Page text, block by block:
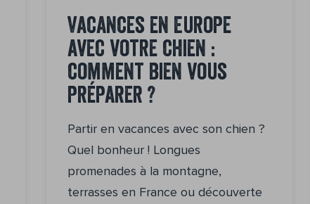
Vacances en Europe
avec votre chien :
comment bien vous
préparer ?
Partir en vacances avec son chien ?
Quel bonheur ! Longues
promenades à la montagne,
terrasses en France ou découverte